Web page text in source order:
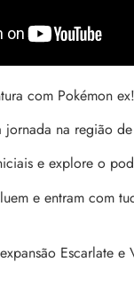
com Pokémon ex!
jornada na região
e explore o
e entram com
Escarlate